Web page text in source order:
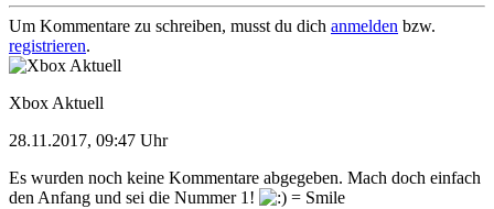
Um Kommentare zu schreiben, musst du dich anmelden bzw.
registrieren.
Xbox Aktuell
28.11.2017, 09:47 Uhr
Es wurden noch keine Kommentare abgegeben. Mach doch einfach
den Anfang und sei die Nummer 1!